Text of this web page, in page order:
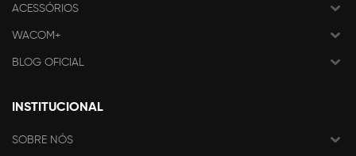
ACESSÓRIOS
WACOM+
BLOG OFICIAL
INSTITUCIONAL
SOBRE NÓS